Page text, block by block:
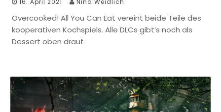
Overcooked! All You Can Eat vereint beide Teile des
kooperativen Kochspiels. Alle DLCs gibt’s noch als
Dessert oben drauf.